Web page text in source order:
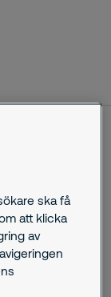
att skydda
publika
som dödar
vilda
elfenben och
ska få
att klicka
av